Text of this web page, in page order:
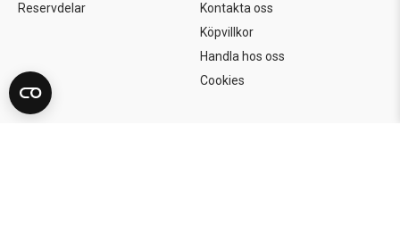
Reservdelar
Kontakta oss
Köpvillkor
Handla hos oss
Cookies